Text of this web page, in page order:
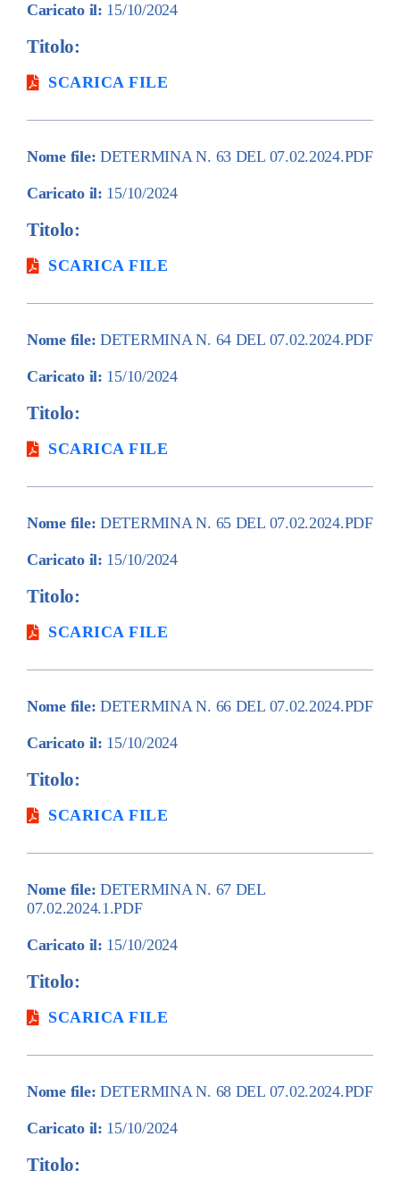
Caricato il: 15/10/2024
Titolo:
SCARICA FILE
Nome file: DETERMINA N. 63 DEL 07.02.2024.PDF
Caricato il: 15/10/2024
Titolo:
SCARICA FILE
Nome file: DETERMINA N. 64 DEL 07.02.2024.PDF
Caricato il: 15/10/2024
Titolo:
SCARICA FILE
Nome file: DETERMINA N. 65 DEL 07.02.2024.PDF
Caricato il: 15/10/2024
Titolo:
SCARICA FILE
Nome file: DETERMINA N. 66 DEL 07.02.2024.PDF
Caricato il: 15/10/2024
Titolo:
SCARICA FILE
Nome file: DETERMINA N. 67 DEL
07.02.2024.1.PDF
Caricato il: 15/10/2024
Titolo:
SCARICA FILE
Nome file: DETERMINA N. 68 DEL 07.02.2024.PDF
Caricato il: 15/10/2024
Titolo: